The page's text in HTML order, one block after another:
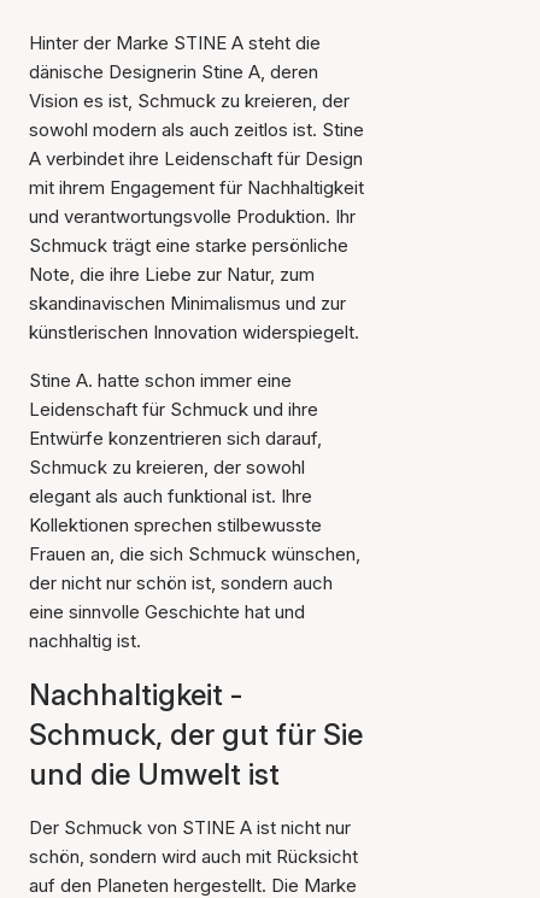
Hinter der Marke STINE A steht die
dänische Designerin Stine A, deren
Vision es ist, Schmuck zu kreieren, der
sowohl modern als auch zeitlos ist. Stine
A verbindet ihre Leidenschaft für Design
mit ihrem Engagement für Nachhaltigkeit
und verantwortungsvolle Produktion. Ihr
Schmuck trägt eine starke persönliche
Note, die ihre Liebe zur Natur, zum
skandinavischen Minimalismus und zur
künstlerischen Innovation widerspiegelt.
Stine A. hatte schon immer eine
Leidenschaft für Schmuck und ihre
Entwürfe konzentrieren sich darauf,
Schmuck zu kreieren, der sowohl
elegant als auch funktional ist. Ihre
Kollektionen sprechen stilbewusste
Frauen an, die sich Schmuck wünschen,
der nicht nur schön ist, sondern auch
eine sinnvolle Geschichte hat und
nachhaltig ist.
Nachhaltigkeit -
Schmuck, der gut für Sie
und die Umwelt ist
Der Schmuck von STINE A ist nicht nur
schön, sondern wird auch mit Rücksicht
auf den Planeten hergestellt. Die Marke